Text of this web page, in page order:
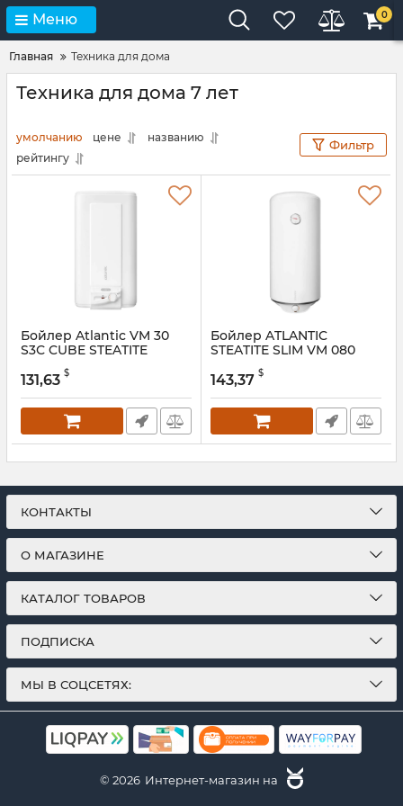
Меню 0
Главная Техника для дома
Техника для дома 7 лет
умолчанию цене
названию
рейтингу
Фильтр
Бойлер Atlantic VM 30
S3С CUBE STEATITE
131,63 $
Бойлер ATLANTIC
STEATITE SLIM VM 080
D325-2-BC
143,37 $
КОНТАКТЫ
О МАГАЗИНЕ
КАТАЛОГ ТОВАРОВ
ПОДПИСКА
МЫ В СОЦСЕТЯХ:
© 2026 Интернет-магазин на